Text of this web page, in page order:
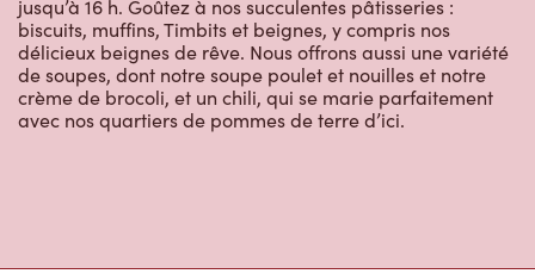
jusqu’à 16 h. Goûtez à nos succulentes pâtisseries :
biscuits, muffins, Timbits et beignes, y compris nos
délicieux beignes de rêve. Nous offrons aussi une variété
de soupes, dont notre soupe poulet et nouilles et notre
crème de brocoli, et un chili, qui se marie parfaitement
avec nos quartiers de pommes de terre d’ici.